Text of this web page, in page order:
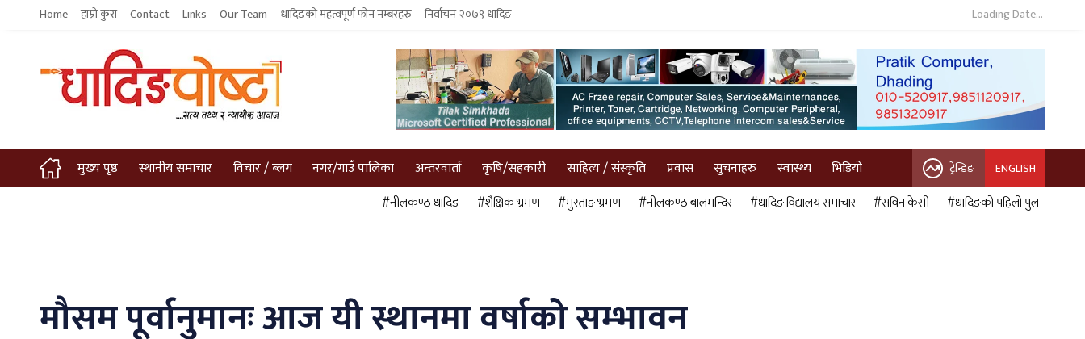
Home हाम्रो कुरा Contact Links Our Team धादिङको महत्वपूर्ण फोन नम्बरहरु निर्वाचन २०७९ धादिङ Loading Date...
मुख्य पृष्ठ स्थानीय समाचार विचार / ब्लग नगर/गाउँ पालिका अन्तरवार्ता कृषि/सहकारी साहित्य / संस्कृति प्रवास सुचनाहरु स्वास्थ्य भिडियो ट्रेन्डिङ ENGLISH
#नीलकण्ठ धादिङ #शैक्षिक भ्रमण #मुस्ताङ भ्रमण #नीलकण्ठ बालमन्दिर #धादिङ विद्यालय समाचार #सविन केसी #धादिङको पहिलो पुल
मौसम पूर्वानुमानः आज यी स्थानमा वर्षाको सम्भावन